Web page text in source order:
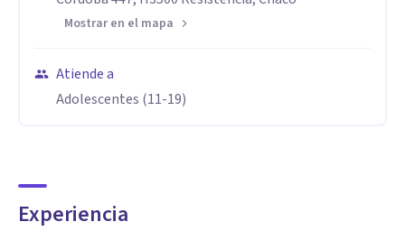
Mostrar en el mapa
Atiende a
Adolescentes (11-19)
Experiencia